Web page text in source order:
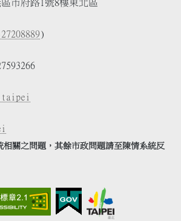
市府路1號8樓東北區
)
相關之問題，其餘市政問題請至陳情系統反